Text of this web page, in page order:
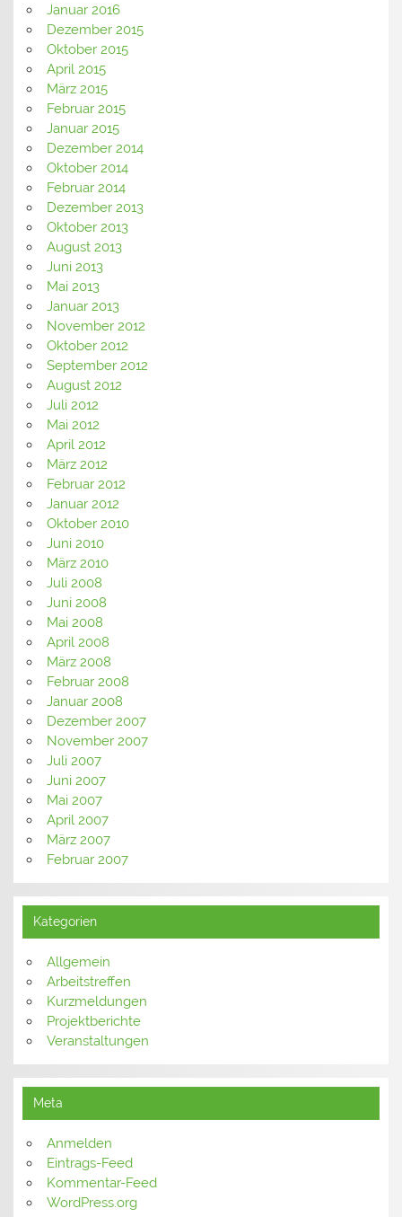
Januar 2016
Dezember 2015
Oktober 2015
April 2015
März 2015
Februar 2015
Januar 2015
Dezember 2014
Oktober 2014
Februar 2014
Dezember 2013
Oktober 2013
August 2013
Juni 2013
Mai 2013
Januar 2013
November 2012
Oktober 2012
September 2012
August 2012
Juli 2012
Mai 2012
April 2012
März 2012
Februar 2012
Januar 2012
Oktober 2010
Juni 2010
März 2010
Juli 2008
Juni 2008
Mai 2008
April 2008
März 2008
Februar 2008
Januar 2008
Dezember 2007
November 2007
Juli 2007
Juni 2007
Mai 2007
April 2007
März 2007
Februar 2007
Kategorien
Allgemein
Arbeitstreffen
Kurzmeldungen
Projektberichte
Veranstaltungen
Meta
Anmelden
Eintrags-Feed
Kommentar-Feed
WordPress.org